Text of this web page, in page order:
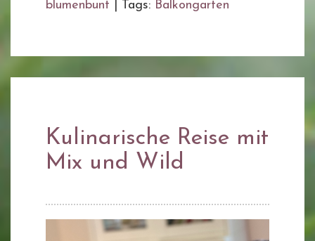
blumenbunt Tags: Balkongarten
Kulinarische Reise mit
Mix und Wild